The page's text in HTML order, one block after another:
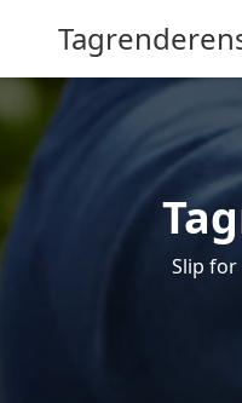
Slip